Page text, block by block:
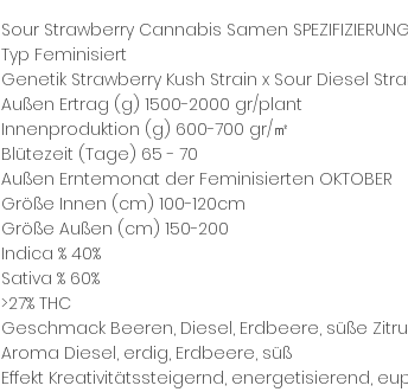
Sour Strawberry Cannabis Samen SPEZIFIZIERUNG
Typ Feminisiert
Genetik Strawberry Kush Strain x Sour Diesel
Außen Ertrag (g) 1500-2000 gr/plant
Innenproduktion (g) 600-700 gr/㎡
Blütezeit (Tage) 65 - 70
Außen Erntemonat der Feminisierten OKTOBER
Größe Innen (cm) 100-120cm
Größe Außen (cm) 150-200
Indica % 40%
Sativa % 60%
>27% THC
Geschmack Beeren, Diesel, Erdbeere, süße
Aroma Diesel, erdig, Erdbeere, süß
Effekt Kreativitätssteigernd, energetisierend,